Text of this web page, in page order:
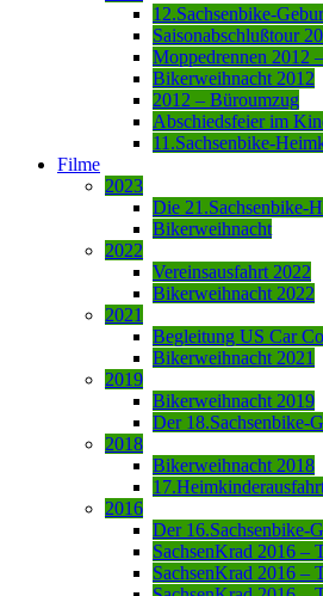
12.Sachsenbike-
Saisonabschlußtour
Moppedrennen 2012
Bikerweihnacht 2012
2012 – Büroumzug
Abschiedsfeier im
11.Sachsenbike-
Filme
2023
Die 21.Sachsenbike-
Bikerweihnacht
2022
Vereinsausfahrt 2022
Bikerweihnacht 2022
2021
Begleitung US Car
Bikerweihnacht 2021
2019
Bikerweihnacht 2019
Der 18.Sachsenbike-
2018
Bikerweihnacht 2018
2016
Der 16.Sachsenbike-
SachsenKrad 2016 –
SachsenKrad 2016 –